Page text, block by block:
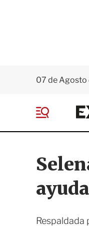
07 de
e
Respaldada